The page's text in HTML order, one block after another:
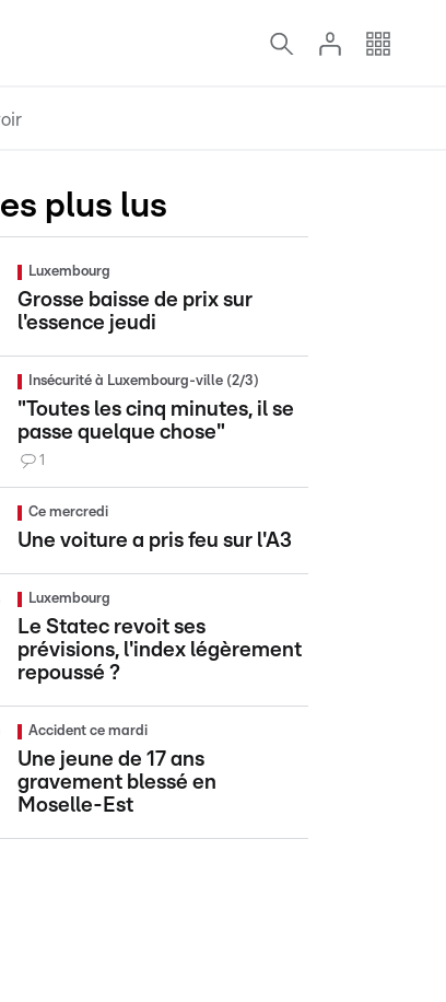
plus lus
Luxembourg
Grosse baisse de prix sur
l'essence jeudi
Insécurité à Luxembourg-ville (2/3)
"Toutes les cinq minutes, il se
passe quelque chose"
1
Ce mercredi
Une voiture a pris feu sur l'A3
Luxembourg
Le Statec revoit ses
prévisions, l'index légèrement
repoussé ?
Accident ce mardi
Une jeune de 17 ans
gravement blessé en
Moselle-Est